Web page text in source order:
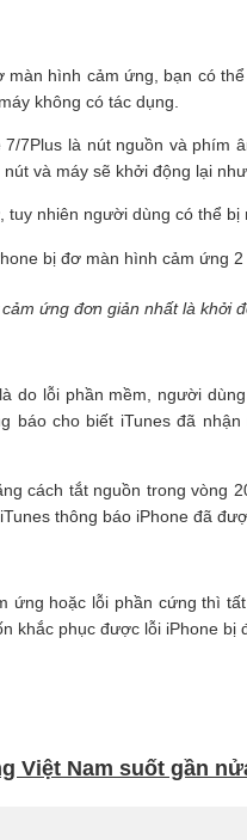
hình cảm ứng, bạn có
không có tác dụng.
7Plus là nút nguồn và phím
và máy sẽ khởi động lại
nhiên người dùng có thể bị
ứng đơn giản nhất là khởi
do lỗi phần mềm, người
cho biết iTunes đã nhận
cách tắt nguồn trong vòng
thông báo iPhone đã
hoặc lỗi phần cứng thì
khắc phục được lỗi iPhone bị
Việt Nam suốt gần